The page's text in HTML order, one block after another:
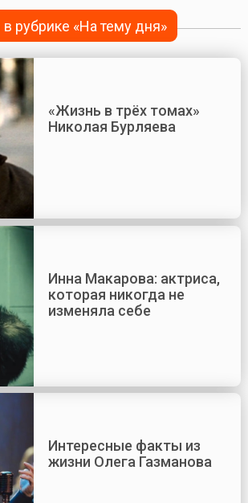
в рубрике «На тему дня»
«Жизнь в трёх томах»
Николая Бурляева
Инна Макарова: актриса,
которая никогда не
изменяла себе
Интересные факты из
жизни Олега Газманова